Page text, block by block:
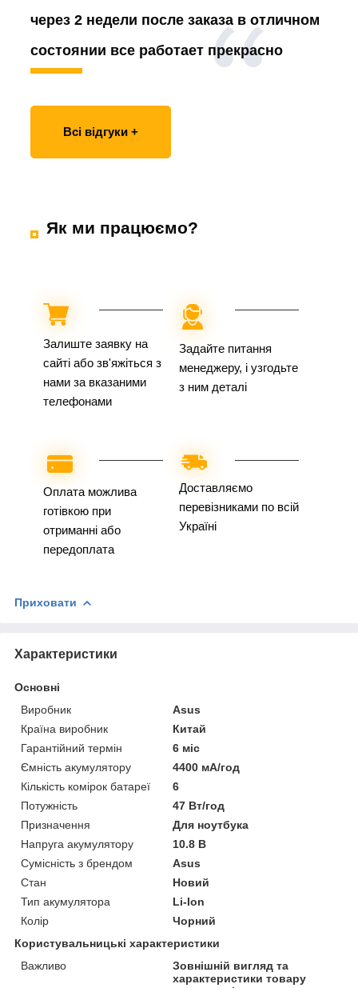
через 2 недели после заказа в отличном
состоянии все работает прекрасно
Всі відгуки +
Як ми працюємо?
Залиште заявку на
сайті або зв'яжіться з
нами за вказаними
телефонами
Задайте питання
менеджеру, і узгодьте
з ним деталі
Оплата можлива
готівкою при
отриманні або
передоплата
Доставляємо
перевізниками по всій
Україні
Приховати
Характеристики
Основні
Виробник
Asus
Країна виробник
Китай
Гарантійний термін
6 міс
Ємність акумулятору
4400 мА/год
Кількість комірок батареї
6
Потужність
47 Вт/год
Призначення
Для ноутбука
Напруга акумулятору
10.8 В
Сумісність з брендом
Asus
Стан
Новий
Тип акумулятора
Li-Ion
Колір
Чорний
Користувальницькі характеристики
Важливо
Зовнішній вигляд та
характеристики товару